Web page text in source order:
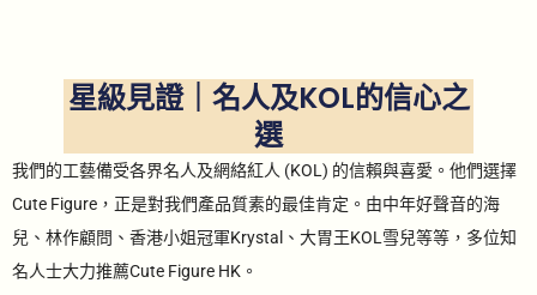
星級見證｜名人及KOL的信心之
選
我們的工藝備受各界名人及網絡紅人 (KOL) 的信賴與喜愛。他們選擇
Cute Figure，正是對我們產品質素的最佳肯定。由中年好聲音的海
兒、林作顧問、香港小姐冠軍Krystal、大胃王KOL雪兒等等，多位知
名人士大力推薦Cute Figure HK。